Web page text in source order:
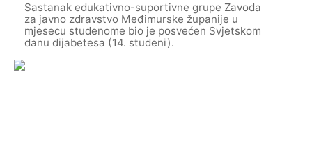
Sastanak edukativno-suportivne grupe Zavoda
za javno zdravstvo Međimurske županije u
mjesecu studenome bio je posvećen Svjetskom
danu dijabetesa (14. studeni).